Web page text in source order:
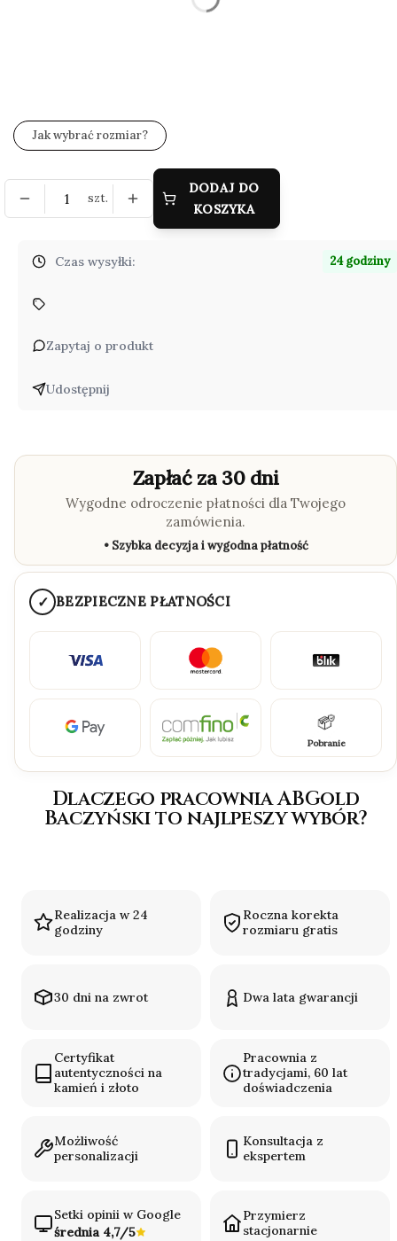
Jak wybrać rozmiar?
szt.
DODAJ DO
KOSZYKA
Czas wysyłki: 24 godziny
Zapytaj o produkt
Udostępnij
Zapłać za 30 dni
Wygodne odroczenie płatności dla Twojego
zamówienia.
• Szybka decyzja i wygodna płatność
✓ BEZPIECZNE PŁATNOŚCI
Pobranie
Dlaczego pracownia ABGold
Baczyński to najlpeszy wybór?
Realizacja w 24
godziny
Roczna korekta
rozmiaru gratis
30 dni na zwrot Dwa lata gwarancji
Certyfikat
autentyczności na
kamień i złoto
Pracownia z
tradycjami, 60 lat
doświadczenia
Możliwość
personalizacji
Konsultacja z
ekspertem
Setki opinii w Google
średnia 4,7/5
Przymierz
stacjonarnie